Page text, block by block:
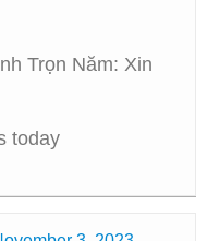
Trọn Năm: Xin
today